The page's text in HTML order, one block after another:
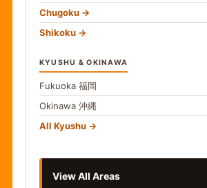
Chugoku
Shikoku
KYUSHU & OKINAWA
Fukuoka 福岡
Okinawa 沖縄
All Kyushu
View All Areas